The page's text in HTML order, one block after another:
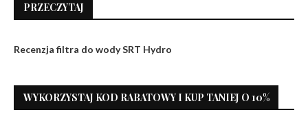
PRZECZYTAJ
Recenzja filtra do wody SRT Hydro
WYKORZYSTAJ KOD RABATOWY I KUP TANIEJ O 10%